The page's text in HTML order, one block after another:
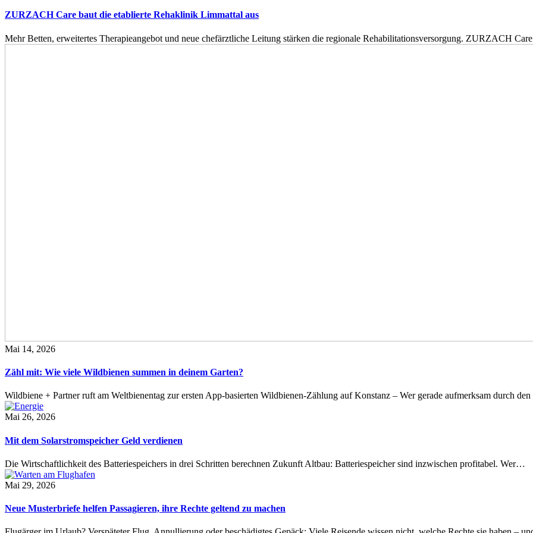
ZURZACH Care baut die etablierte Rehaklinik Limmattal aus
Mehr Betten, erweitertes Therapieangebot und neue chefärztliche Leitung stärken die regionale Rehabilitationsversorgung. ZURZACH
Mai 14, 2026
Zähl mit: Wie viele Wildbienen summen in deinem Garten?
Wildbiene + Partner ruft am Weltbienentag zur ersten App-basierten Wildbienen-Zählung auf Konstanz – Wer gerade aufmerksam durch
Mai 26, 2026
Mit dem Solarstromspeicher Geld verdienen
Die Wirtschaftlichkeit des Batteriespeichers in drei Schritten berechnen Zukunft Altbau: Batteriespeicher sind inzwischen profitabel. Wer…
Mai 29, 2026
Neue Musterbriefe helfen Passagieren, ihre Rechte geltend zu machen